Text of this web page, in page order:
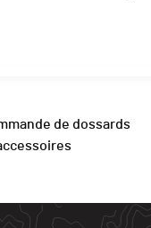
de dossards